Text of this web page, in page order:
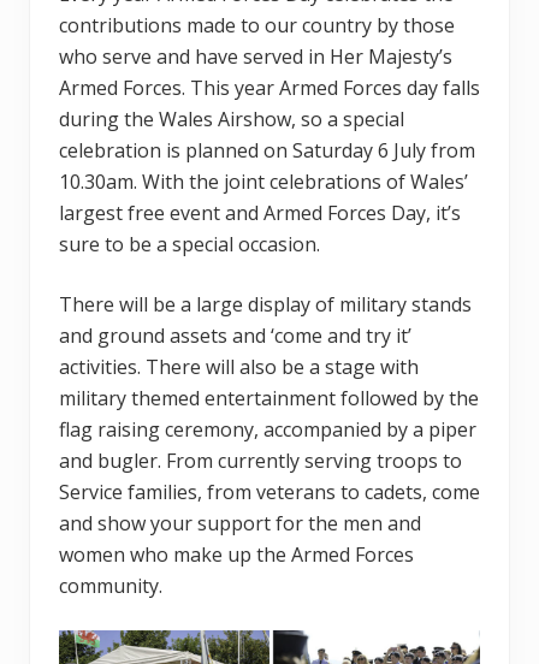
contributions made to our country by those
who serve and have served in Her Majesty’s
Armed Forces. This year Armed Forces day falls
during the Wales Airshow, so a special
celebration is planned on Saturday 6 July from
10.30am. With the joint celebrations of Wales’
largest free event and Armed Forces Day, it’s
sure to be a special occasion.
There will be a large display of military stands
and ground assets and ‘come and try it’
activities. There will also be a stage with
military themed entertainment followed by the
flag raising ceremony, accompanied by a piper
and bugler. From currently serving troops to
Service families, from veterans to cadets, come
and show your support for the men and
women who make up the Armed Forces
community.